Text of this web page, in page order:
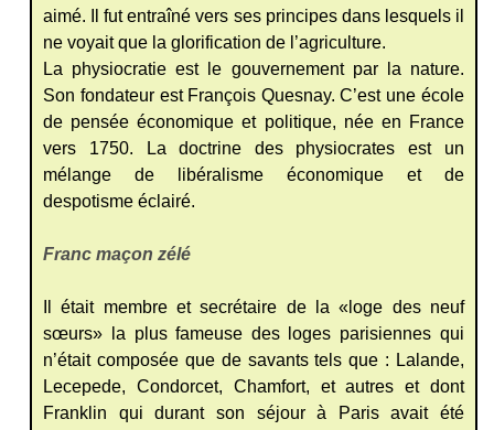
aimé. Il fut entraîné vers ses principes dans lesquels il
ne voyait que la glorification de l’agriculture.
La physiocratie est le gouvernement par la nature.
Son fondateur est François Quesnay. C’est une école
de pensée économique et politique, née en France
vers 1750. La doctrine des physiocrates est un
mélange de libéralisme économique et de
despotisme éclairé.
Franc maçon zélé
Il était membre et secrétaire de la «loge des neuf
sœurs» la plus fameuse des loges parisiennes qui
n’était composée que de savants tels que : Lalande,
Lecepede, Condorcet, Chamfort, et autres et dont
Franklin qui durant son séjour à Paris avait été